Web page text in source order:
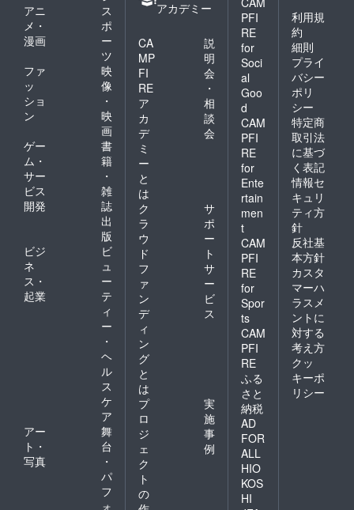
アニ
メ・
漫画
ス
ポ
ー
ツ
ファ
ッ
ショ
ン
映
像
・
映
画
ゲー
ム・
サー
ビス
開発
書
籍
・
雑
誌
出
版
ビジ
ネ
ス・
起業
ビ
ュ
ー
テ
ィ
ー
・
ヘ
ル
ス
ケ
ア
アー
ト・
写真
舞
台
・
パ
フ
ォ
アカデミー
CA
MP
FI
RE
ア
カ
デ
ミ
ー
と
は
説
明
会
・
相
談
会
ク
ラ
ウ
ド
フ
ァ
ン
デ
ィ
ン
グ
と
は
サ
ポ
ー
ト
サ
ー
ビ
ス
プ
ロ
ジ
ェ
ク
ト
の
実
施
事
例
PFI
RE
for
Soci
al
Goo
d
CAM
PFI
RE
for
Ente
rtain
men
t
CAM
PFI
RE
for
Spor
ts
CAM
PFI
RE
ふる
さと
納税
AD
FOR
ALL
HIO
KOS
HI
利用規
約
細則
プライ
バシー
ポリ
シー
特定商
取引法
に基づ
く表記
情報セ
キュリ
ティ方
針
反社基
本方針
カスタ
マーハ
ラスメ
ントに
対する
考え方
クッ
キーポ
リシー